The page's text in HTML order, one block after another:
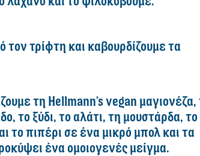
τρίφτη και καβουρδίζουμε τα
τη Hellmann’s vegan μαγιονέζα,
το ξύδι, το αλάτι, τη μουστάρδα, το
το πιπέρι σε ένα μικρό μπολ και τα
ένα ομοιογενές μείγμα.